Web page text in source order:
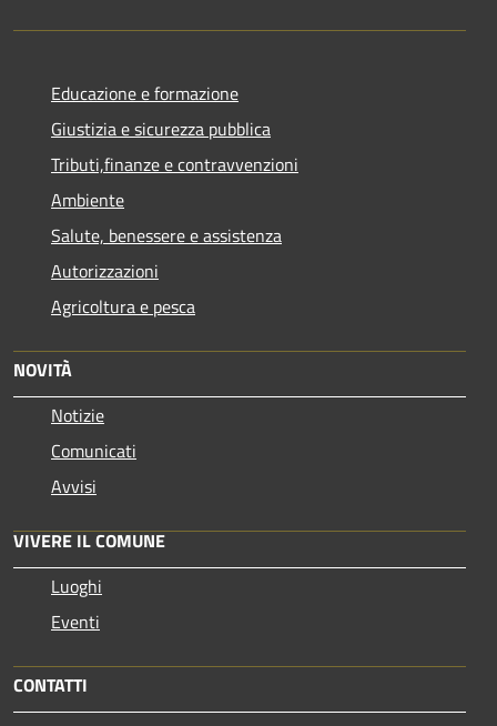
Educazione e formazione
Giustizia e sicurezza pubblica
Tributi,finanze e contravvenzioni
Ambiente
Salute, benessere e assistenza
Autorizzazioni
Agricoltura e pesca
NOVITÀ
Notizie
Comunicati
Avvisi
VIVERE IL COMUNE
Luoghi
Eventi
CONTATTI